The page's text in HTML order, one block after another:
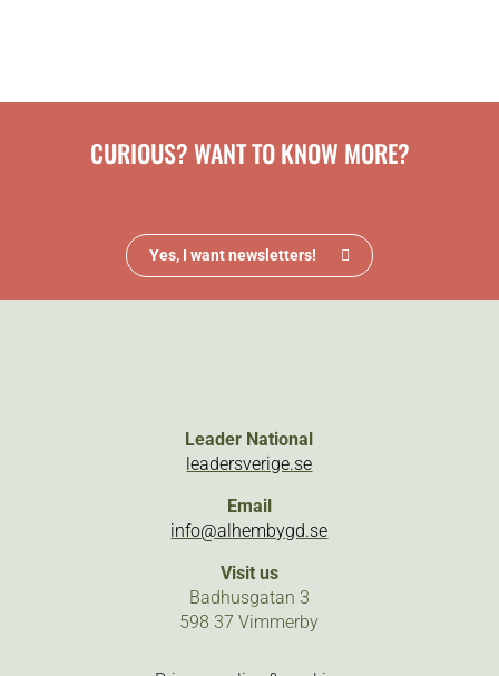
CURIOUS? WANT TO KNOW MORE?
Yes, I want newsletters!
Leader National
leadersverige.se
Email
info@alhembygd.se
Visit us
Badhusgatan 3
598 37 Vimmerby